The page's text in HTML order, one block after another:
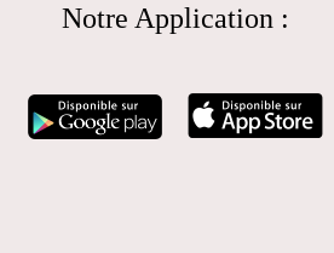
Notre Application :